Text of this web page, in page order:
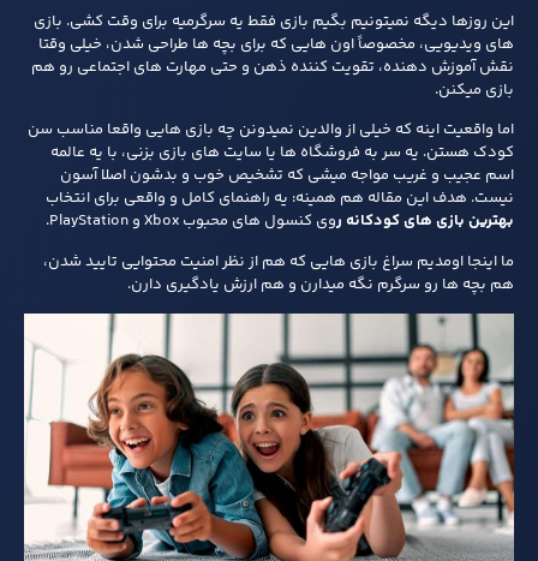
این روزها دیگه نمیتونیم بگیم بازی فقط یه سرگرمیه برای وقت کشی. بازی‌
های ویدیویی، مخصوصاً اون‌ هایی که برای بچه‌ ها طراحی شدن، خیلی وقتا
نقش آموزش‌ دهنده، تقویت‌ کننده ذهن و حتی مهارت‌ های اجتماعی رو هم
بازی میکنن.
اما واقعیت اینه که خیلی از والدین نمیدونن چه بازی‌ هایی واقعا مناسب سن
کودک هستن. یه سر به فروشگاه‌ ها یا سایت‌ های بازی بزنی، با یه عالمه
اسم عجیب و غریب مواجه میشی که تشخیص خوب و بدشون اصلا آسون
نیست. هدف این مقاله هم همینه: یه راهنمای کامل و واقعی برای انتخاب
بهترین بازی های کودکانه روی کنسول‌ های محبوب Xbox و PlayStation.
ما اینجا اومدیم سراغ بازی‌ هایی که هم از نظر امنیت محتوایی تایید شدن،
هم بچه‌ ها رو سرگرم نگه میدارن و هم ارزش یادگیری دارن.